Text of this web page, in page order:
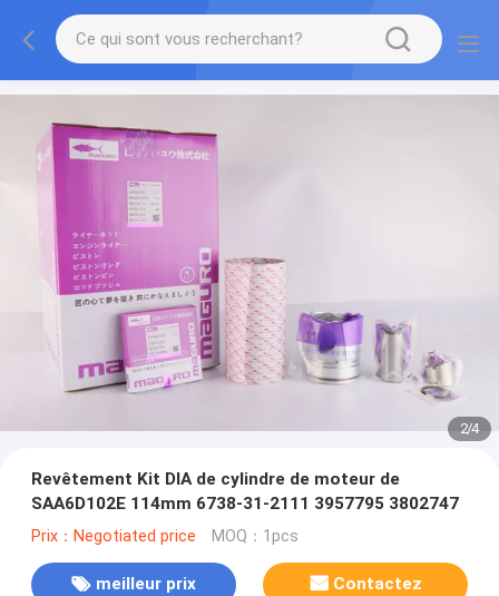
2/4
Revêtement Kit DIA de cylindre de moteur de
SAA6D102E 114mm 6738-31-2111 3957795 3802747
Prix：Negotiated price MOQ：1pcs
meilleur prix Contactez